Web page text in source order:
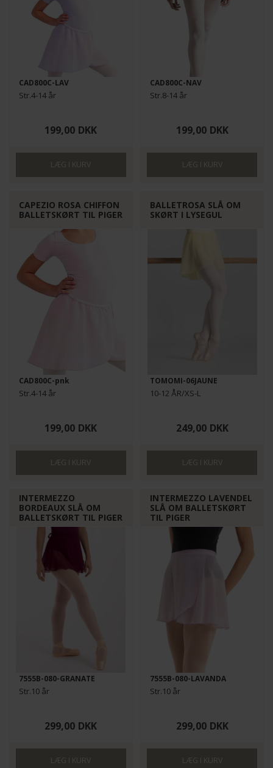
CAD800C-LAV
Str.4-14 år
199,00 DKK
CAD800C-NAV
Str.8-14 år
199,00 DKK
CAPEZIO ROSA CHIFFON
BALLETSKØRT TIL PIGER
CAD800C-pnk
Str.4-14 år
199,00 DKK
BALLETROSA SLÅ OM
SKØRT I LYSEGUL
TOMOMI-06JAUNE
10-12 ÅR/XS-L
249,00 DKK
INTERMEZZO
BORDEAUX SLÅ OM
BALLETSKØRT TIL PIGER
7555B-080-GRANATE
Str.10 år
299,00 DKK
INTERMEZZO LAVENDEL
SLÅ OM BALLETSKØRT
TIL PIGER
7555B-080-LAVANDA
Str.10 år
299,00 DKK